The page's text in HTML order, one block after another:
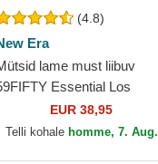
(4.8)
Era
lame must liibuv
Essential Los
Angeles Dodgers MLB New
Era
EUR 38,95
Telli kohale homme, 7. Aug.